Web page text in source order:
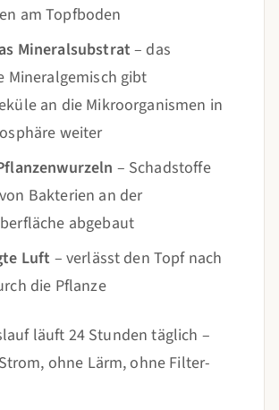
am Topfboden
Mineralsubstrat – das
Mineralgemisch gibt
an die Mikroorganismen in
weiter
– Schadstoffe
Bakterien an der
abgebaut
Luft – verlässt den Topf nach
die Pflanze
läuft 24 Stunden täglich –
ohne Lärm, ohne Filter-